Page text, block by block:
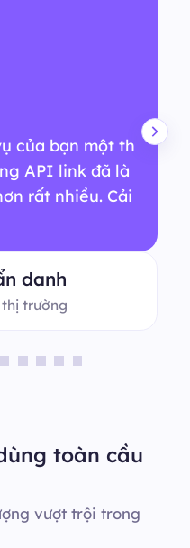
của bạn một th
API link đã là
rất nhiều. Cải
danh
thị trường
toàn cầu
vượt trội trong